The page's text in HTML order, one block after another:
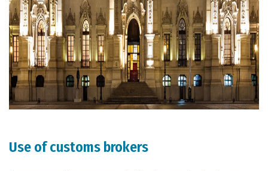
Use of customs brokers